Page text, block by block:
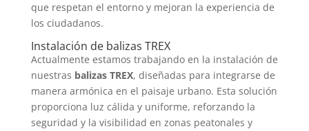
que respetan el entorno y mejoran la experiencia de
los ciudadanos.
Instalación de balizas TREX
Actualmente estamos trabajando en la instalación de
nuestras balizas TREX, diseñadas para integrarse de
manera armónica en el paisaje urbano. Esta solución
proporciona luz cálida y uniforme, reforzando la
seguridad y la visibilidad en zonas peatonales y